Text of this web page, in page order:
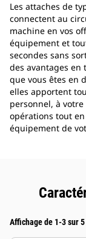
Les attaches de
connectent au
machine en vos
équipement et
secondes sans
des avantages en
que vous êtes en
elles apportent
personnel, à
opérations tout
équipement de
Affichage de 1-3 sur 5